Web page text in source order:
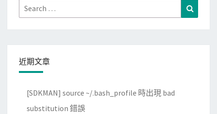
Search
for:
近期文章
[SDKMAN] source ~/.bash_profile 時出現 bad
substitution 錯誤